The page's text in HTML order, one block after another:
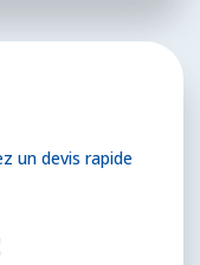
un devis rapide